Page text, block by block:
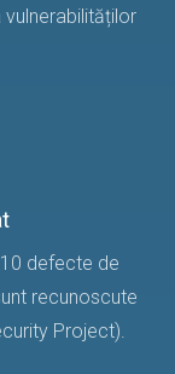
defecte de
recunoscute
Project).